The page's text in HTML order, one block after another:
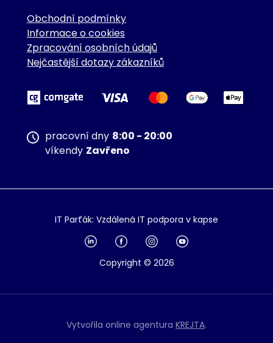
Obchodní podmínky
Informace o cookies
Zpracování osobních údajů
Nejčastější dotazy zákazníků
pracovní dny 8:00 - 20:00
víkendy Zavřeno
IT Parťák: Vzdálená IT podpora v kapse
Copyright © 2026
Vytvořila online agentura KREJTA.